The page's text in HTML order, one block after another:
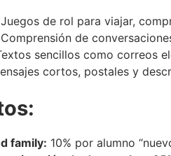
Juegos de rol para viajar,
Comprensión de
sencillos como correos
cortos, postales y
family: 10% por alumno